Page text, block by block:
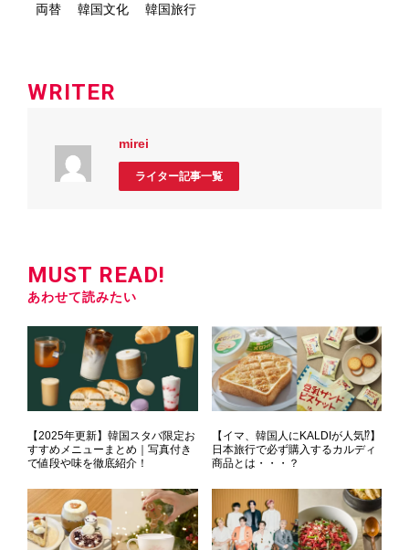
両替 韓国文化 韓国旅行
WRITER
mirei
ライター記事一覧
MUST READ!
あわせて読みたい
【2025年更新】韓国スタバ限定お
すすめメニューまとめ｜写真付き
で値段や味を徹底紹介！
【イマ、韓国人にKALDIが人気⁉】
日本旅行で必ず購入するカルディ
商品とは・・・？